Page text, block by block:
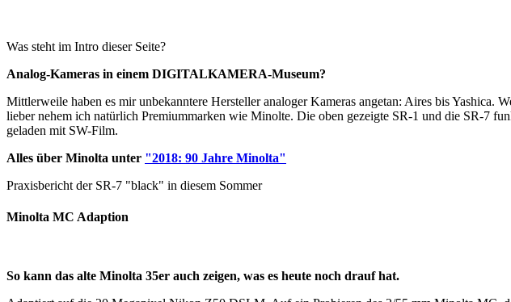
Was steht im Intro dieser Seite?
Analog-Kameras in einem DIGITALKAMERA-Museum?
Mittlerweile haben es mir unbekanntere Hersteller analoger Kameras angetan: Aires bis
lieber nehem ich natürlich Premiummarken wie Minolte. Die oben gezeigte SR-1 und die SR-7
geladen mit SW-Film.
Alles über Minolta unter "2018: 90 Jahre Minolta"
Praxisbericht der SR-7 "black" in diesem Sommer
Minolta MC Adaption
So kann das alte Minolta 35er auch zeigen, was es heute noch drauf hat.